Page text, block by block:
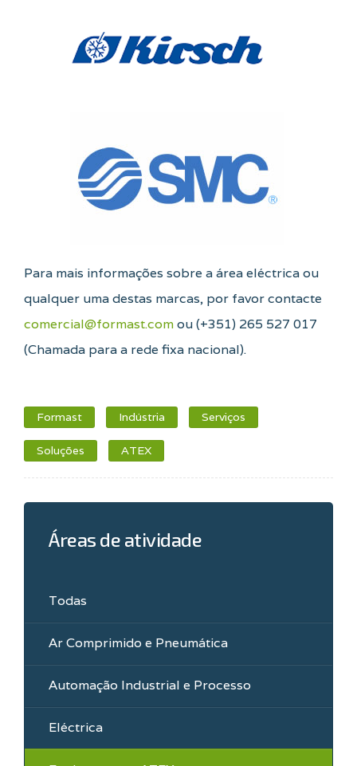
Para mais informações sobre a área eléctrica ou
qualquer uma destas marcas, por favor contacte
comercial@formast.comou (+351) 265 527 017
(Chamada para a rede fixa nacional).
Formast Indústria Serviços
Soluções ATEX
Áreas de atividade
Todas
Ar Comprimido e Pneumática
Automação Industrial e Processo
Eléctrica